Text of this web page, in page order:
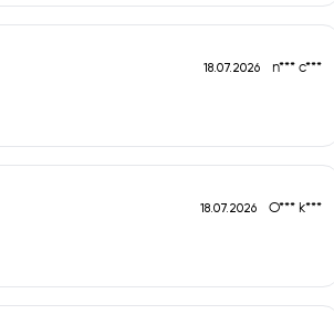
18.07.2026 n*** c***
18.07.2026 O*** k***